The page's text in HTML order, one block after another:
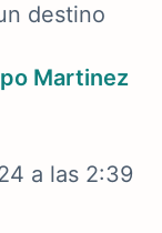
destino
Martinez
a las 2:39